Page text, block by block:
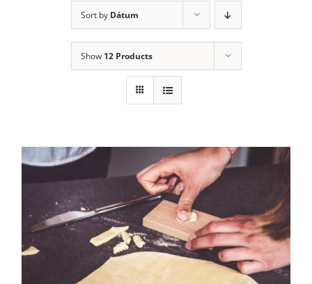
Sort by Dátum
Show 12 Products